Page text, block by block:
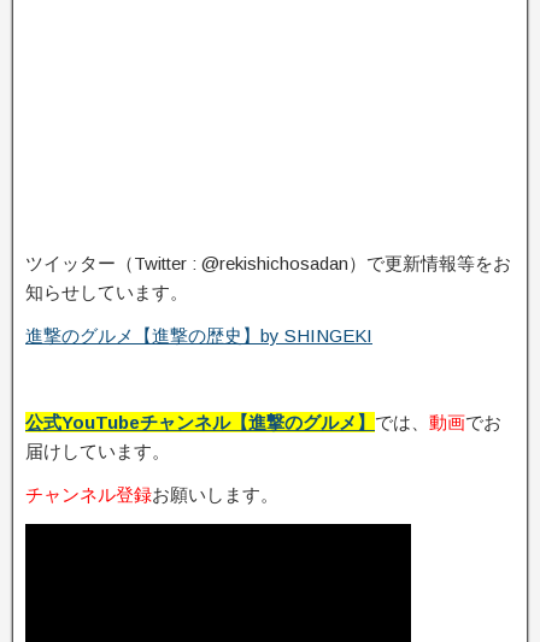
ツイッター（Twitter : @rekishichosadan）で更新情報等をお
知らせしています。
進撃のグルメ【進撃の歴史】by SHINGEKI
公式YouTubeチャンネル【進撃のグルメ】 では、 動画でお
届けしています。
チャンネル登録お願いします。